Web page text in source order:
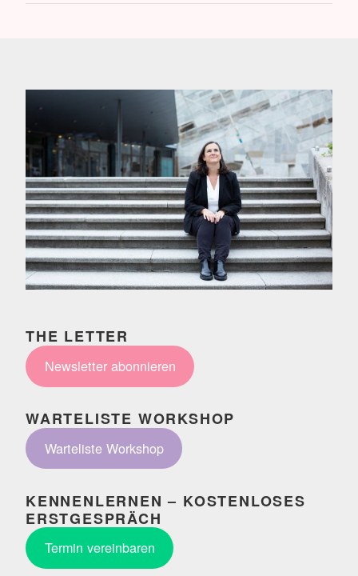
THE LETTER
Newsletter abonnieren
WARTELISTE WORKSHOP
Warteliste Workshop
KENNENLERNEN – KOSTENLOSES
ERSTGESPRÄCH
Termin vereinbaren